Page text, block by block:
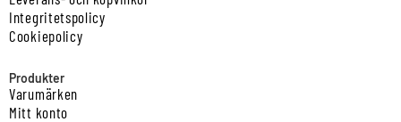
Integritetspolicy
Cookiepolicy
Produkter
Varumärken
Mitt konto